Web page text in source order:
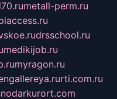
metall-perm.ru
drsschool.ru
medikijob.ru
myragon.ru
rti.com.ru